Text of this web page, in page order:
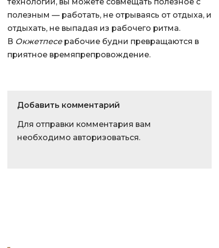
полезным — работать, не отрываясь от отдыха, и
отдыхать, не выпадая из рабочего ритма.
В Окжетпесерабочие будни превращаются в
приятное времяпрепровождение.
Добавить комментарий
Для отправки комментария вам
необходимо авторизоваться.